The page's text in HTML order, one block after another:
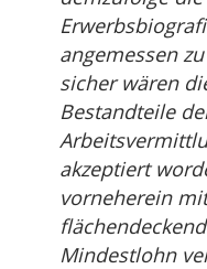
angemessen
sicher wären
Bestandteile
akzeptiert
vorneherein
Mindestlohn